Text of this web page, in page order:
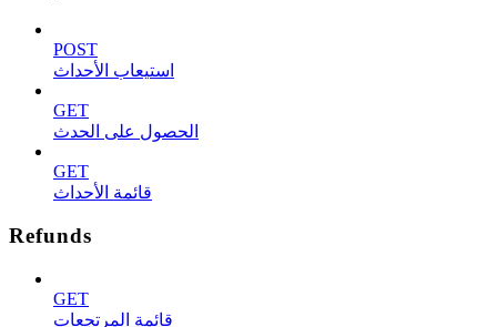
POST
استيعاب الأحداث
GET
الحصول على الحدث
GET
قائمة الأحداث
Refunds
GET
قائمة المرتجعات